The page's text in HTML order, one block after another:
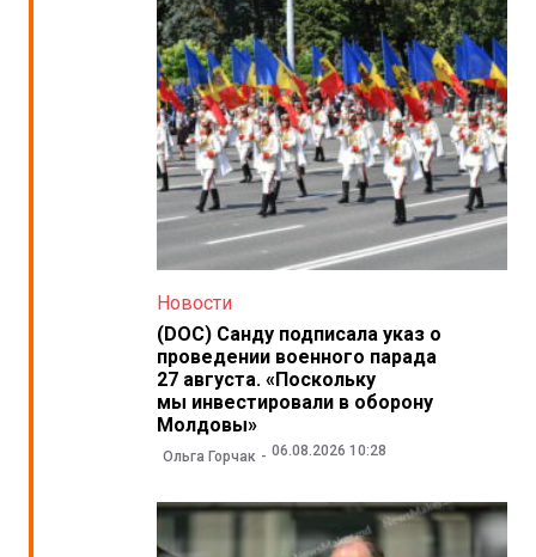
Новости
(DOC) Санду подписала указ о
проведении военного парада
27 августа. «Поскольку
мы инвестировали в оборону
Молдовы»
Ольга Горчак 06.08.2026 10:28